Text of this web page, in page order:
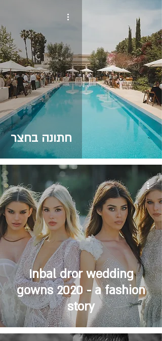
חתונה בחצר
Inbal dror wedding
gowns 2020 - a fashion
story